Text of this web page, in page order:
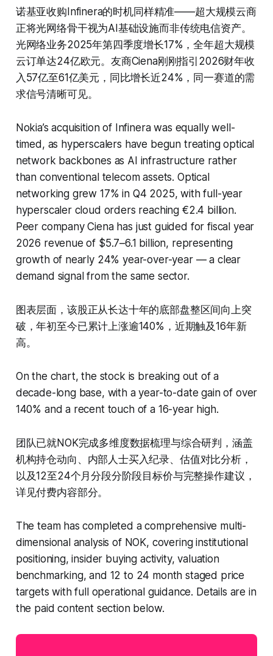
诺基亚收购Infinera的时机同样精准——超大规模云商
正将光网络骨干视为AI基础设施而非传统电信资产。
光网络业务2025年第四季度增长17%，全年超大规模
云订单达24亿欧元。友商Ciena刚刚指引2026财年收
入57亿至61亿美元，同比增长近24%，同一赛道的需
求信号清晰可见。
Nokia’s acquisition of Infinera was equally well-
timed, as hyperscalers have begun treating optical
network backbones as AI infrastructure rather
than conventional telecom assets. Optical
networking grew 17% in Q4 2025, with full-year
hyperscaler cloud orders reaching €2.4 billion.
Peer company Ciena has just guided for fiscal year
2026 revenue of $5.7–6.1 billion, representing
growth of nearly 24% year-over-year — a clear
demand signal from the same sector.
图表层面，该股正从长达十年的底部盘整区间向上突
破，年初至今已累计上涨逾140%，近期触及16年新
高。
On the chart, the stock is breaking out of a
decade-long base, with a year-to-date gain of over
140% and a recent touch of a 16-year high.
团队已就NOK完成多维度数据梳理与综合研判，涵盖
机构持仓动向、内部人士买入纪录、估值对比分析，
以及12至24个月分段分阶段目标价与完整操作建议，
详见付费内容部分。
The team has completed a comprehensive multi-
dimensional analysis of NOK, covering institutional
positioning, insider buying activity, valuation
benchmarking, and 12 to 24 month staged price
targets with full operational guidance. Details are in
the paid content section below.